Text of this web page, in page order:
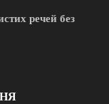
речей без